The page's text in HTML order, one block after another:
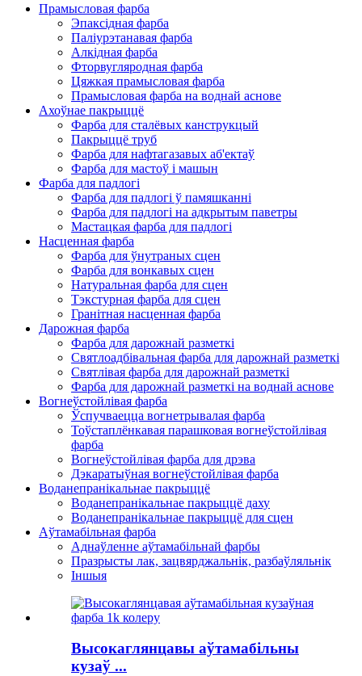
Прамысловая фарба
Эпаксідная фарба
Паліурэтанавая фарба
Алкідная фарба
Фторвугляродная фарба
Цяжкая прамысловая фарба
Прамысловая фарба на воднай аснове
Ахоўнае пакрыццё
Фарба для сталёвых канструкцый
Пакрыццё труб
Фарба для нафтагазавых аб'ектаў
Фарба для мастоў і машын
Фарба для падлогі
Фарба для падлогі ў памяшканні
Фарба для падлогі на адкрытым паветры
Мастацкая фарба для падлогі
Насценная фарба
Фарба для ўнутраных сцен
Фарба для вонкавых сцен
Натуральная фарба для сцен
Тэкстурная фарба для сцен
Гранітная насценная фарба
Дарожная фарба
Фарба для дарожнай разметкі
Святлоадбівальная фарба для дарожнай разметкі
Святлівая фарба для дарожнай разметкі
Фарба для дарожнай разметкі на воднай аснове
Вогнеўстойлівая фарба
Ўспучваецца вогнетрывалая фарба
Тоўстаплёнкавая парашковая вогнеўстойлівая
фарба
Вогнеўстойлівая фарба для дрэва
Дэкаратыўная вогнеўстойлівая фарба
Воданепранікальнае пакрыццё
Воданепранікальнае пакрыццё даху
Воданепранікальнае пакрыццё для сцен
Аўтамабільная фарба
Аднаўленне аўтамабільнай фарбы
Празрысты лак, зацвярджальнік, разбаўляльнік
Іншыя
Высокаглянцавы аўтамабільны
кузаў ...